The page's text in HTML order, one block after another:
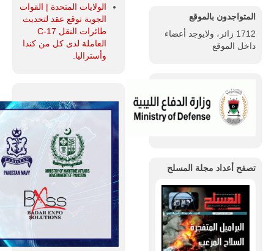
المتواجدون بالموقع
1712 زائر، ولايوجد أعضاء
داخل الموقع
تصفح أعداد مجلة المسلح
الولايات المتحدة | القوات
الجوية توقع عقد لتحديث
طائرات النقل C-17
العاملة لدى كل من كندا
وأستراليا.